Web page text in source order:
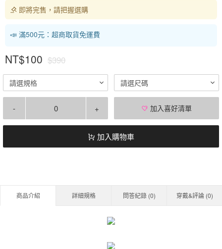
即將完售，請把握選購
📣 滿500元：超商取貨免運費
NT$100 $390
請選規格 請選尺碼
- + 加入喜好清單
加入購物車
商品介紹 詳細規格 問答紀錄 (0) 穿戴&評論 (0)